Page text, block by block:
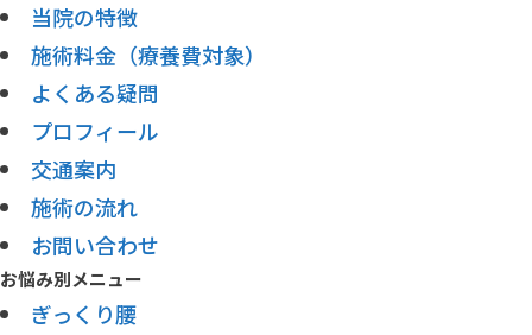
当院の特徴
施術料金（療養費対象）
よくある疑問
プロフィール
交通案内
施術の流れ
お問い合わせ
お悩み別メニュー
ぎっくり腰